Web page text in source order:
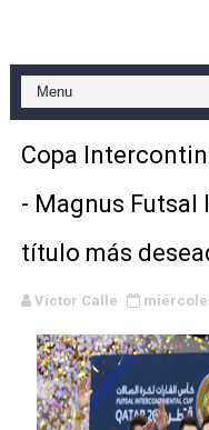
Canadian Football
EFA y AFLE 2026 -
Grandes éxitos por
Mundial de esgrima
Copa
- Magnus Futsal
título más
Víctor Calle